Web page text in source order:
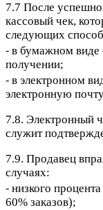
7.7 После
кассовый чек,
следующих
⁃ в бумажном
получении;
⁃ в электронном
электронную
7.8. Электронный
служит
7.9. Продавец
случаях:
⁃ низкого
60% заказов);